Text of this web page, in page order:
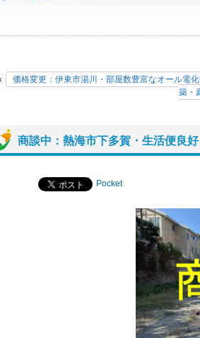
価格変更：伊東市湯川・部屋数豊富なオール電化
築・
商談中：熱海市下多賀・生活便良
Pocket